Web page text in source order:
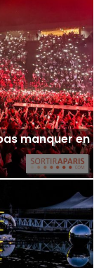
manquer en